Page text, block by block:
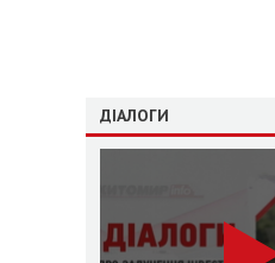
ДІАЛОГИ